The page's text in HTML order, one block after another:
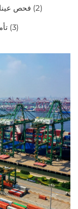
(2) فحص عينات صارم على المنتجات قبل الشحن.
(3) تأمين تغليف المنتج بشكل كامل